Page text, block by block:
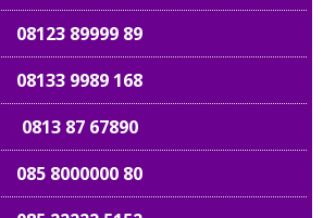
08123 89999 89
08133 9989 168
0813 87 67890
085 8000000 80